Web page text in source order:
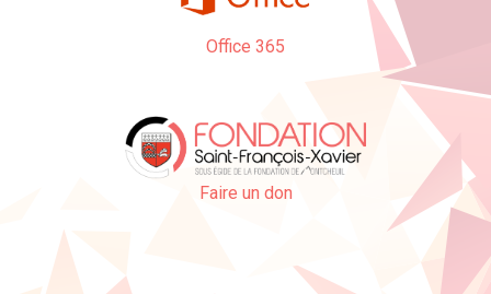
Office 365
Faire un don